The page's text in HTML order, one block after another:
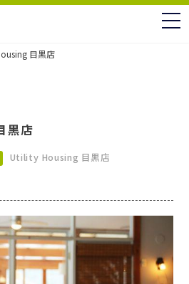
目黒店
店
Utility Housing 目黒店